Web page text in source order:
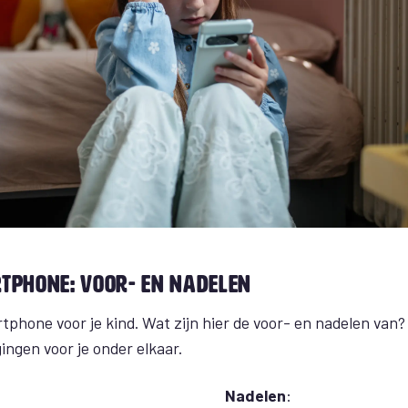
voor- en nadelen
voor je kind. Wat zijn hier de voor- en nadelen
voor je onder elkaar.
Nadelen: